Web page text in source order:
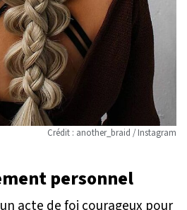
Crédit : another_braid / Instagram
personnel
acte de foi courageux pour